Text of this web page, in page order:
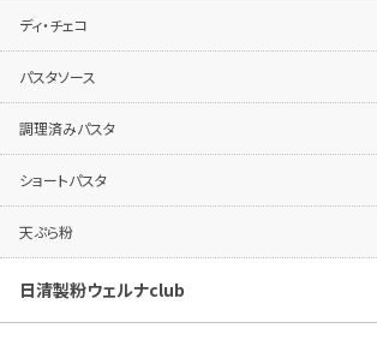
ディ・チェコ
パスタソース
調理済みパスタ
ショートパスタ
天ぷら粉
日清製粉ウェルナclub